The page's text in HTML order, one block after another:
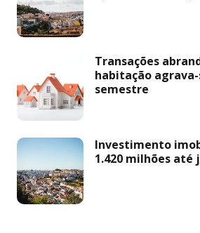
Transações
habitação
semestre
Investimento
1.420 milhões até